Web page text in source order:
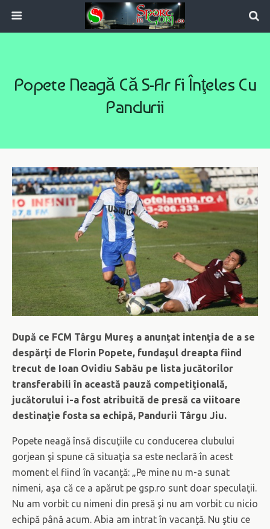
Popete Neagă Că S-Ar Fi Înţeles Cu
Pandurii
După ce FCM Târgu Mureş a anunţat intenţia de a se
despărţi de Florin Popete, fundaşul dreapta fiind
trecut de Ioan Ovidiu Sabău pe lista jucătorilor
transferabili în această pauză competiţională,
jucătorului i-a fost atribuită de presă ca viitoare
destinaţie fosta sa echipă, Pandurii Târgu Jiu.
Popete neagă însă discuţiile cu conducerea clubului
gorjean şi spune că situaţia sa este neclară în acest
moment el fiind în vacanţă: „Pe mine nu m-a sunat
nimeni, aşa că ce a apărut pe gsp.ro sunt doar speculaţii.
Nu am vorbit cu nimeni din presă şi nu am vorbit cu nicio
echipă până acum. Abia am intrat în vacanţă. Nu ştiu ce